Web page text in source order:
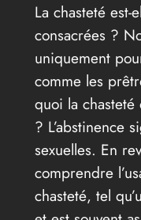
La chasteté
consacrées ?
uniquement
comme les
quoi la chasteté
? L’abstinence
sexuelles. En
comprendre
chasteté, tel